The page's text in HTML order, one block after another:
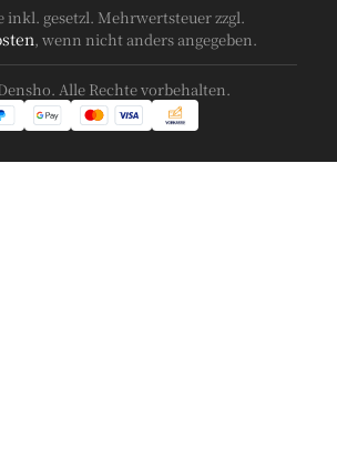
inkl. gesetzl. Mehrwertsteuer zzgl.
, wenn nicht anders angegeben.
Alle Rechte vorbehalten.